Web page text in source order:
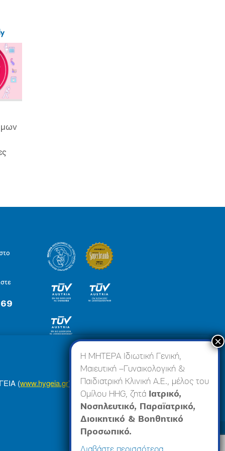
Made by minoanDesign
Η ΜΗΤΕΡΑ Ιδιωτική Γενική,
Μαιευτική –Γυναικολογική &
Παιδιατρική Κλινική Α.Ε., μέλος του
Ομίλου HHG, ζητά Ιατρικό,
Νοσηλευτικό, Παραϊατρικό,
Διοικητικό & Βοηθητικό
Προσωπικό.
(www.hygeia.gr), ώστε να σας προσφέρουμε